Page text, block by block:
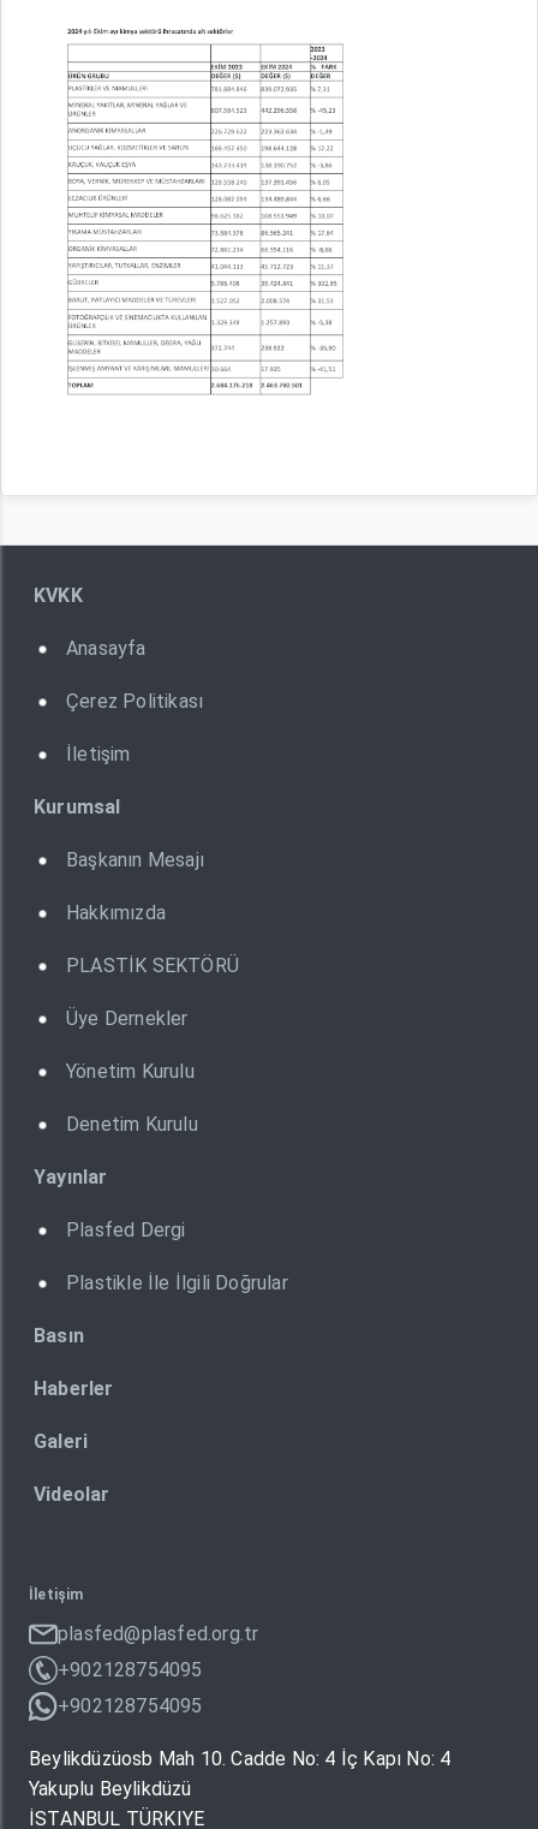
KVKK
Anasayfa
Çerez Politikası
İletişim
Kurumsal
Başkanın Mesajı
Hakkımızda
PLASTİK SEKTÖRÜ
Üye Dernekler
Yönetim Kurulu
Denetim Kurulu
Yayınlar
Plasfed Dergi
Plastikle İle İlgili Doğrular
Basın
Haberler
Galeri
Videolar
İletişim
plasfed@plasfed.org.tr
+902128754095
+902128754095
Beylikdüzüosb Mah 10. Cadde No: 4 İç Kapı No: 4
Yakuplu Beylikdüzü
İSTANBUL TÜRKIYE